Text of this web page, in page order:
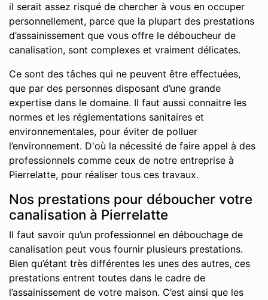
il serait assez risqué de chercher à vous en occuper
personnellement, parce que la plupart des prestations
d’assainissement que vous offre le déboucheur de
canalisation, sont complexes et vraiment délicates.
Ce sont des tâches qui ne peuvent être effectuées,
que par des personnes disposant d’une grande
expertise dans le domaine. Il faut aussi connaitre les
normes et les réglementations sanitaires et
environnementales, pour éviter de polluer
l’environnement. D'où la nécessité de faire appel à des
professionnels comme ceux de notre entreprise à
Pierrelatte, pour réaliser tous ces travaux.
Nos prestations pour déboucher votre
canalisation à Pierrelatte
Il faut savoir qu’un professionnel en débouchage de
canalisation peut vous fournir plusieurs prestations.
Bien qu’étant très différentes les unes des autres, ces
prestations entrent toutes dans le cadre de
l’assainissement de votre maison. C’est ainsi que les